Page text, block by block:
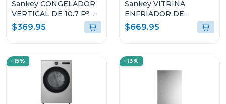
Sankey CONGELADOR
VERTICAL DE 10.7 P³
RFC1301
$369.95
Sankey VITRINA
ENFRIADOR DE
20CUFT RFD20N
$669.95
-15% -13%